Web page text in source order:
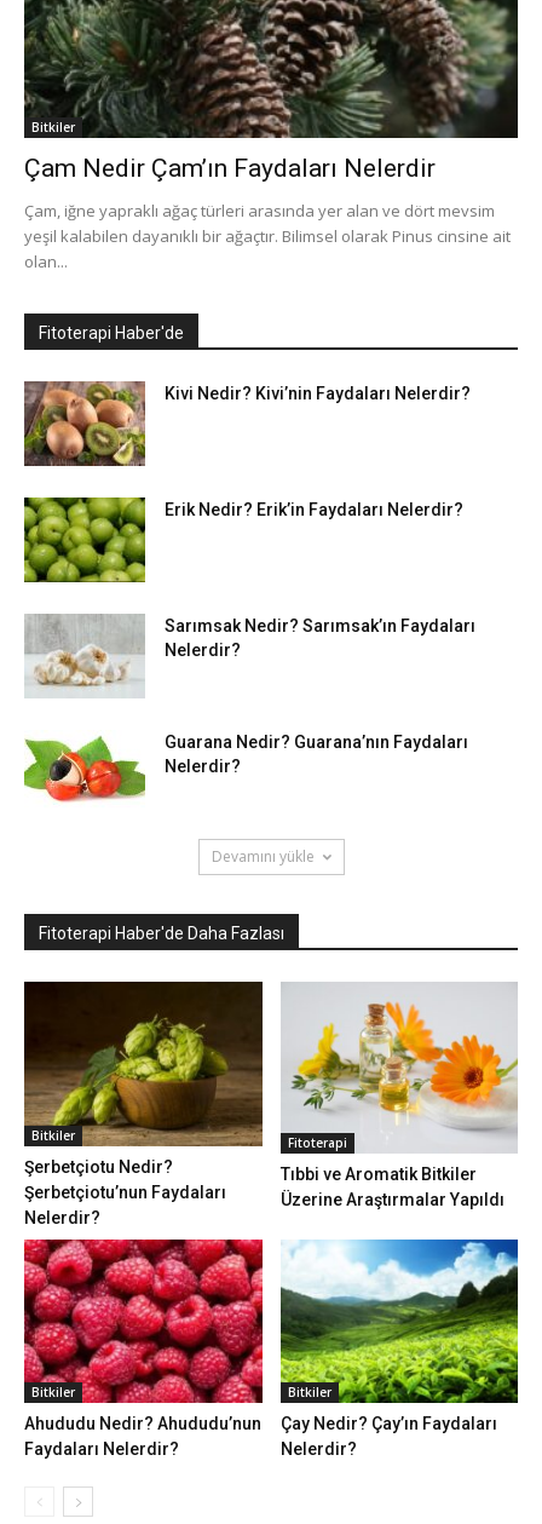
Bitkiler
Çam Nedir Çam’ın Faydaları Nelerdir
Çam, iğne yapraklı ağaç türleri arasında yer alan ve dört mevsim
yeşil kalabilen dayanıklı bir ağaçtır. Bilimsel olarak Pinus cinsine ait
olan...
Fitoterapi Haber'de
Kivi Nedir? Kivi’nin Faydaları Nelerdir?
Erik Nedir? Erik’in Faydaları Nelerdir?
Sarımsak Nedir? Sarımsak’ın Faydaları
Nelerdir?
Guarana Nedir? Guarana’nın Faydaları
Nelerdir?
Devamını yükle
Fitoterapi Haber'de Daha Fazlası
Bitkiler
Şerbetçiotu Nedir?
Şerbetçiotu’nun Faydaları
Nelerdir?
Fitoterapi
Tıbbi ve Aromatik Bitkiler
Üzerine Araştırmalar Yapıldı
Bitkiler
Ahududu Nedir? Ahududu’nun
Faydaları Nelerdir?
Bitkiler
Çay Nedir? Çay’ın Faydaları
Nelerdir?